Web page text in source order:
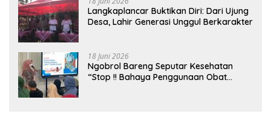
Langkaplancar Buktikan Diri: Dari Ujung
Desa, Lahir Generasi Unggul Berkarakter
18 Juni 2026
Ngobrol Bareng Seputar Kesehatan
“Stop !! Bahaya Penggunaan Obat